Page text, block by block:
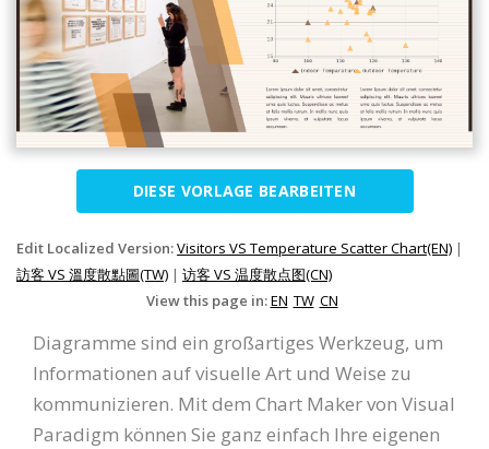
DIESE VORLAGE BEARBEITEN
Edit Localized Version:Visitors VS Temperature Scatter Chart(EN) |
訪客 VS 溫度散點圖(TW) | 访客 VS 温度散点图(CN)
View this page in:EN TW CN
Diagramme sind ein großartiges Werkzeug, um
Informationen auf visuelle Art und Weise zu
kommunizieren. Mit dem Chart Maker von Visual
Paradigm können Sie ganz einfach Ihre eigenen